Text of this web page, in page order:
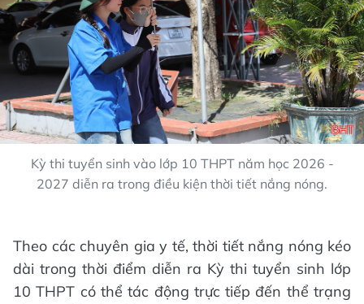
Kỳ thi tuyển sinh vào lớp 10 THPT năm học 2026 -
2027 diễn ra trong điều kiện thời tiết nắng nóng.
Theo các chuyên gia y tế, thời tiết nắng nóng kéo
dài trong thời điểm diễn ra Kỳ thi tuyển sinh lớp
10 THPT có thể tác động trực tiếp đến thể trạng